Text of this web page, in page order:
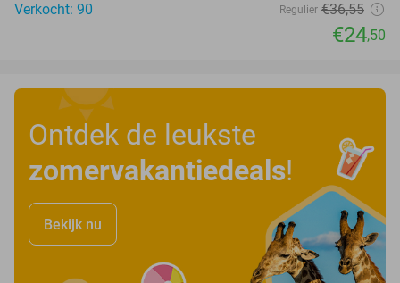
Verkocht: 90
Regulier €36,55
€24,50
Ontdek de leukste
zomervakantiedeals!
Bekijk nu